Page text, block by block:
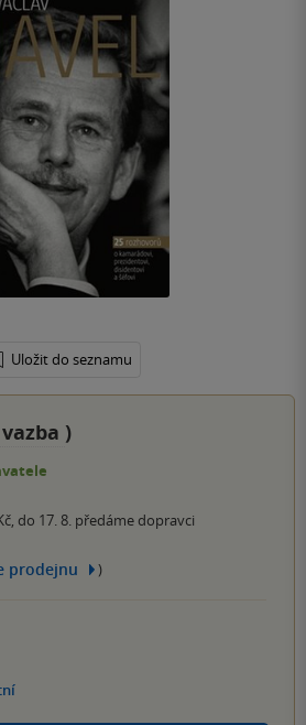
Uložit do seznamu
)
do 17. 8. předáme dopravci
prodejnu )